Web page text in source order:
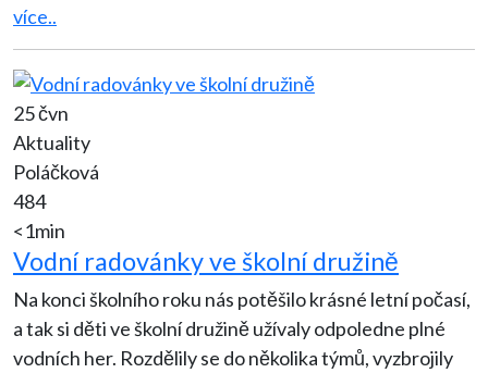
více..
25 čvn
Aktuality
Poláčková
484
<1min
Vodní radovánky ve školní družině
Na konci školního roku nás potěšilo krásné letní počasí,
a tak si děti ve školní družině užívaly odpoledne plné
vodních her. Rozdělily se do několika týmů, vyzbrojily